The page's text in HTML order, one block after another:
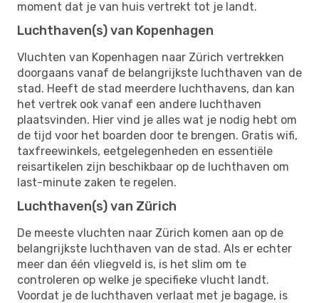
moment dat je van huis vertrekt tot je landt.
Luchthaven(s) van Kopenhagen
Vluchten van Kopenhagen naar Zürich vertrekken
doorgaans vanaf de belangrijkste luchthaven van de
stad. Heeft de stad meerdere luchthavens, dan kan
het vertrek ook vanaf een andere luchthaven
plaatsvinden. Hier vind je alles wat je nodig hebt om
de tijd voor het boarden door te brengen. Gratis wifi,
taxfreewinkels, eetgelegenheden en essentiële
reisartikelen zijn beschikbaar op de luchthaven om
last-minute zaken te regelen.
Luchthaven(s) van Zürich
De meeste vluchten naar Zürich komen aan op de
belangrijkste luchthaven van de stad. Als er echter
meer dan één vliegveld is, is het slim om te
controleren op welke je specifieke vlucht landt.
Voordat je de luchthaven verlaat met je bagage, is